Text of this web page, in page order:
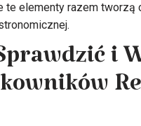
te elementy razem tworzą
i